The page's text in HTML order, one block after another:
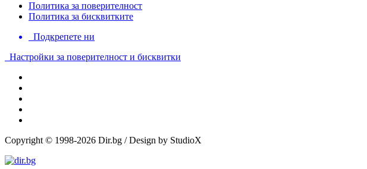
Политика за поверителност
Политика за бисквитките
Подкрепете ни
Настройки за поверителност и бисквитки
Copyright © 1998-2026 Dir.bg / Design by StudioX